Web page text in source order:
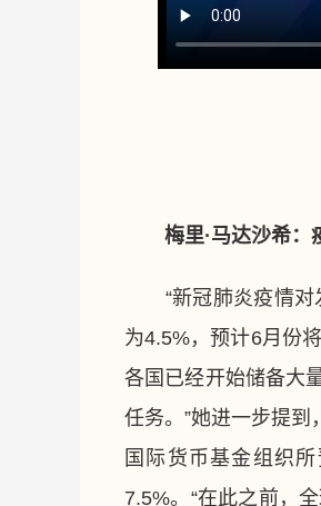
梅里·马达沙希：
“新冠肺炎疫情对发
为4.5%，预计6月份
各国已经开始储备大
任务。”她进一步提
国际货币基金组织
7.5%。“在此之前，